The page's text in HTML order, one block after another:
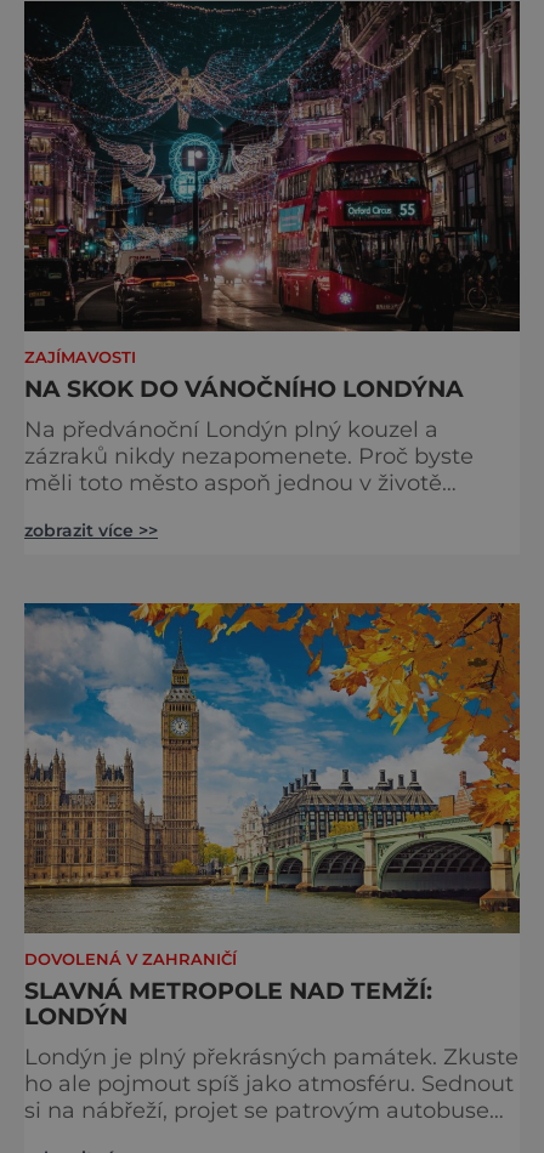
sebe. Pokud už nemáte štěstí, abyste do
Buckinghamského paláce viděli vjíždět či
odjíždět královnu Alž
ZAJÍMAVOSTI
NA SKOK DO VÁNOČNÍHO LONDÝNA
Na předvánoční Londýn plný kouzel a
zázraků nikdy nezapomenete. Proč byste
měli toto město aspoň jednou v životě
nejkrásnější svátky v roce? Nákupy, bruslení,
typicky londýnského? Angličané milují
kluziště, patří k neodmyslitelné předvánoční
tradici a zábavě všech věkových k
zobrazit více >>
DOVOLENÁ V ZAHRANIČÍ
SLAVNÁ METROPOLE NAD TEMŽÍ:
LONDÝN
Londýn je plný překrásných památek. Zkuste
ho ale pojmout spíš jako atmosféru. Sednout
si na nábřeží, projet se patrovým autobusem